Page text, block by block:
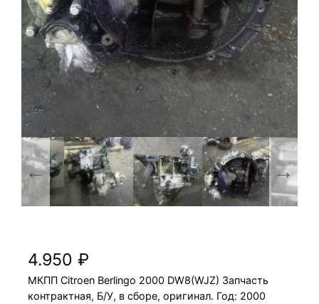
4.950₽
МКПП Citroen Berlingo 2000 DW8(WJZ) Запчасть
контрактная, Б/У, в сборе, оригинал. Год: 2000